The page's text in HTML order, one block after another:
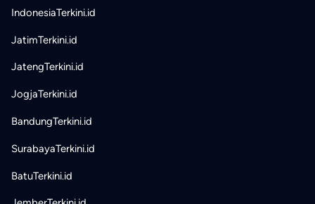
IndonesiaTerkini.id
JatimTerkini.id
JatengTerkini.id
JogjaTerkini.id
BandungTerkini.id
SurabayaTerkini.id
BatuTerkini.id